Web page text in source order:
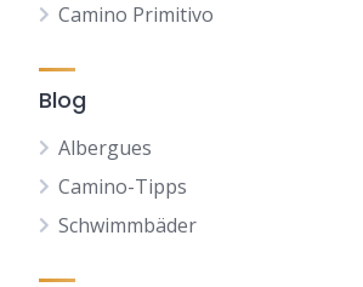
Camino Primitivo
Blog
Albergues
Camino-Tipps
Schwimmbäder